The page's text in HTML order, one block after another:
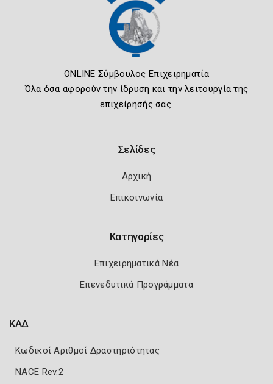
ONLINE Σύμβουλος Επιχειρηματία
Όλα όσα αφορούν την ίδρυση και την λειτουργία της
επιχείρησής σας.
Σελίδες
Αρχική
Επικοινωνία
Κατηγορίες
Επιχειρηματικά Νέα
Επενεδυτικά Προγράμματα
ΚΑΔ
Κωδικοί Αριθμοί Δραστηριότητας
NACE Rev.2